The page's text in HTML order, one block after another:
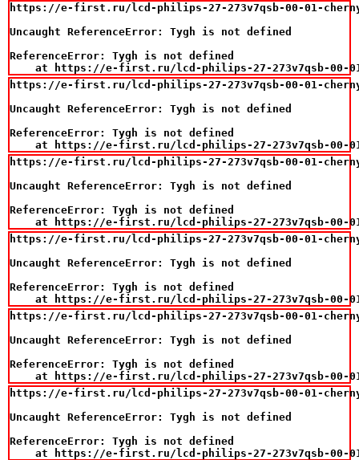
https://e-first.ru/lcd-philips-27-273v7qsb-00-01-
Uncaught ReferenceError: Tygh is not defined
ReferenceError: Tygh is not defined
at https://e-first.ru/lcd-philips-27-273v7qsb-
https://e-first.ru/lcd-philips-27-273v7qsb-00-01-
Uncaught ReferenceError: Tygh is not defined
ReferenceError: Tygh is not defined
at https://e-first.ru/lcd-philips-27-273v7qsb-
https://e-first.ru/lcd-philips-27-273v7qsb-00-01-
Uncaught ReferenceError: Tygh is not defined
ReferenceError: Tygh is not defined
at https://e-first.ru/lcd-philips-27-273v7qsb-
https://e-first.ru/lcd-philips-27-273v7qsb-00-01-
Uncaught ReferenceError: Tygh is not defined
ReferenceError: Tygh is not defined
at https://e-first.ru/lcd-philips-27-273v7qsb-
https://e-first.ru/lcd-philips-27-273v7qsb-00-01-
Uncaught ReferenceError: Tygh is not defined
ReferenceError: Tygh is not defined
at https://e-first.ru/lcd-philips-27-273v7qsb-
https://e-first.ru/lcd-philips-27-273v7qsb-00-01-
Uncaught ReferenceError: Tygh is not defined
ReferenceError: Tygh is not defined
at https://e-first.ru/lcd-philips-27-273v7qsb-